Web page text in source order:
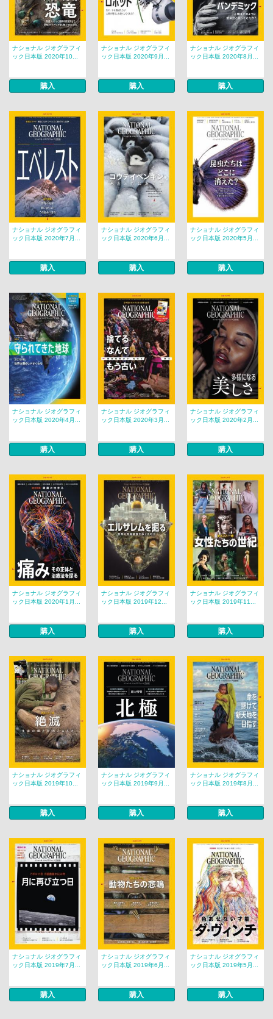
ナショナル ジオグラフィ
ック日本版 2020年10...
購入
ナショナル ジオグラフィ
ック日本版 2020年9月...
購入
ナショナル ジオグラフィ
ック日本版 2020年8月...
購入
ナショナル ジオグラフィ
ック日本版 2020年7月...
購入
ナショナル ジオグラフィ
ック日本版 2020年6月...
購入
ナショナル ジオグラフィ
ック日本版 2020年5月...
購入
ナショナル ジオグラフィ
ック日本版 2020年4月...
購入
ナショナル ジオグラフィ
ック日本版 2020年3月...
購入
ナショナル ジオグラフィ
ック日本版 2020年2月...
購入
ナショナル ジオグラフィ
ック日本版 2020年1月...
購入
ナショナル ジオグラフィ
ック日本版 2019年12...
購入
ナショナル ジオグラフィ
ック日本版 2019年11...
購入
ナショナル ジオグラフィ
ック日本版 2019年10...
購入
ナショナル ジオグラフィ
ック日本版 2019年9月...
購入
ナショナル ジオグラフィ
ック日本版 2019年8月...
購入
ナショナル ジオグラフィ
ック日本版 2019年7月...
購入
ナショナル ジオグラフィ
ック日本版 2019年6月...
購入
ナショナル ジオグラフィ
ック日本版 2019年5月...
購入